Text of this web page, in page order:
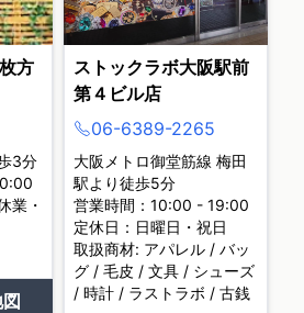
方
3分
業・
ストックラボ大阪駅前
第４ビル店
06-6389-2265
大阪メトロ御堂筋線 梅田
駅より徒歩5分
営業時間：10:00 - 19:00
定休日：日曜日・祝日
取扱商材: アパレル / バッ
グ / 毛皮 / 文具 / シューズ
/ 時計 / ラストラボ / 古銭